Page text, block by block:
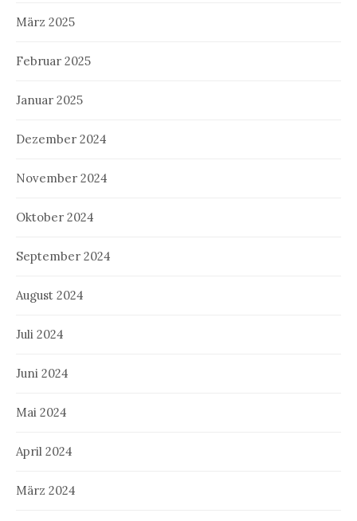
März 2025
Februar 2025
Januar 2025
Dezember 2024
November 2024
Oktober 2024
September 2024
August 2024
Juli 2024
Juni 2024
Mai 2024
April 2024
März 2024